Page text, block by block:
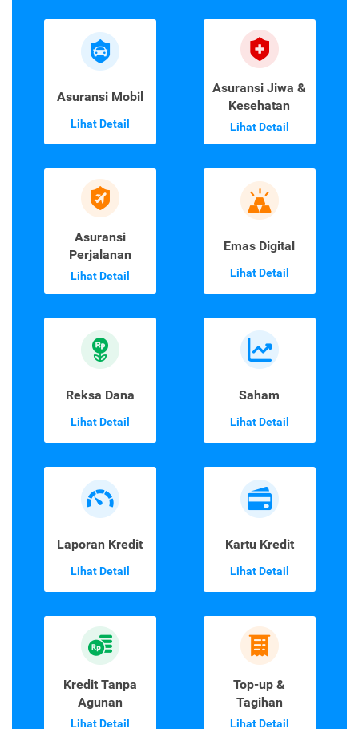
Asuransi Mobil
Lihat Detail
Asuransi Jiwa &
Kesehatan
Lihat Detail
Asuransi
Perjalanan
Lihat Detail
Emas Digital
Lihat Detail
Reksa Dana
Lihat Detail
Saham
Lihat Detail
Laporan Kredit
Lihat Detail
Kartu Kredit
Lihat Detail
Kredit Tanpa
Agunan
Lihat Detail
Top-up &
Tagihan
Lihat Detail